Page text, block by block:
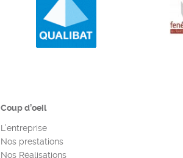
Coup d’oeil
L’entreprise
Nos prestations
Nos Réalisations